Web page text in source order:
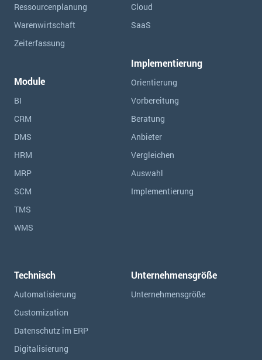
Ressourcen­planung
Warenwirtschaft
Zeiterfassung
Module
BI
CRM
DMS
HRM
MRP
SCM
TMS
WMS
Cloud
SaaS
Implementierung
Orientierung
Vorbereitung
Beratung
Anbieter
Vergleichen
Auswahl
Implementierung
Technisch
Automatisierung
Customization
Datenschutz im ERP
Digitalisierung
Unternehmensgröße
Unternehmensgröße